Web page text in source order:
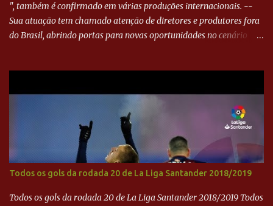
", também é confirmado em várias produções internacionais. --
Sua atuação tem chamado atenção de diretores e produtores fora
do Brasil, abrindo portas para novas oportunidades no cenário
Todos os gols da rodada 20 de La Liga Santander 2018/2019
Todos os gols da rodada 20 de La Liga Santander 2018/2019 Todos